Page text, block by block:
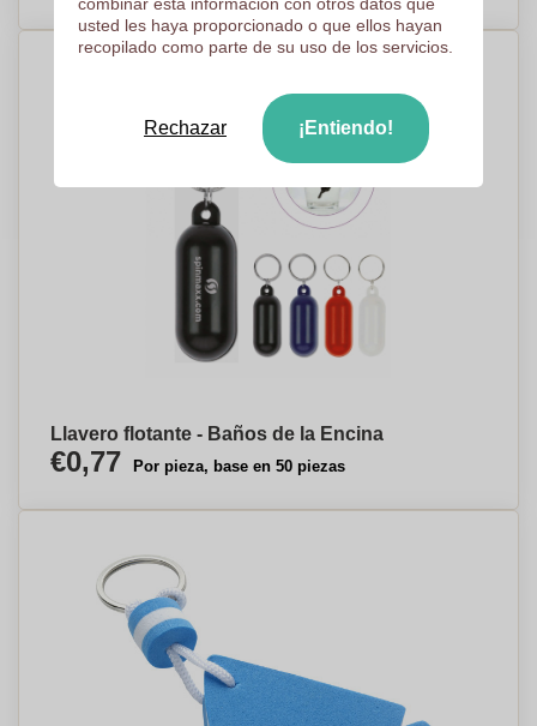
Llavero flotante - Baños de la Encina
€0,77 Por pieza, base en 50 piezas
usted les haya proporcionado o que ellos hayan
recopilado como parte de su uso de los servicios.
Rechazar ¡Entiendo!